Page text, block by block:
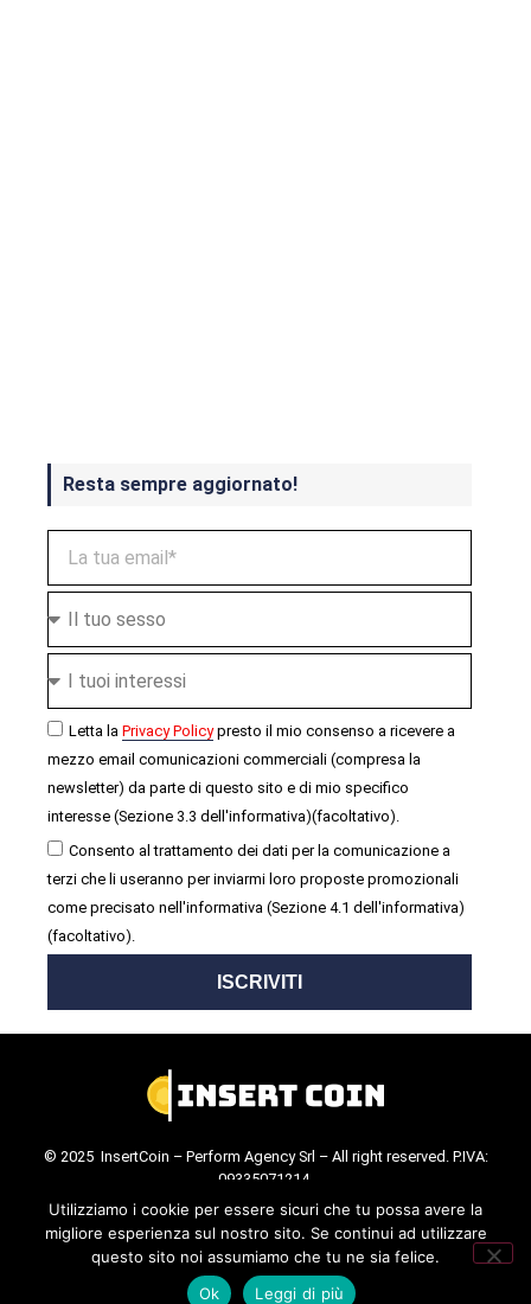
Resta sempre aggiornato!
Letta la Privacy Policypresto il mio consenso a ricevere a
mezzo email comunicazioni commerciali (compresa la
newsletter) da parte di questo sito e di mio specifico
interesse (Sezione 3.3 dell'informativa)(facoltativo).
Consento al trattamento dei dati per la comunicazione a
terzi che li useranno per inviarmi loro proposte promozionali
come precisato nell'informativa (Sezione 4.1 dell'informativa)
(facoltativo).
ISCRIVITI
© 2025 InsertCoin – Perform Agency Srl – All right reserved. P.IVA:
09335071214.
Cookie Policy . Privacy Policy.
Utilizziamo i cookie per essere sicuri che tu possa avere la
migliore esperienza sul nostro sito. Se continui ad utilizzare
questo sito noi assumiamo che tu ne sia felice.
Ok
Leggi di più